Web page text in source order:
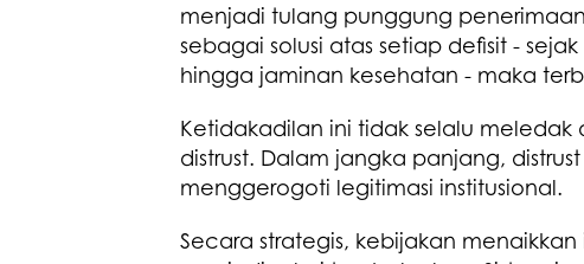
menjadi tulang punggung
sebagai solusi atas setiap defisit -
hingga jaminan kesehatan - maka
Ketidakadilan ini tidak selalu
distrust. Dalam jangka panjang,
menggerogoti legitimasi institusional.
Secara strategis, kebijakan